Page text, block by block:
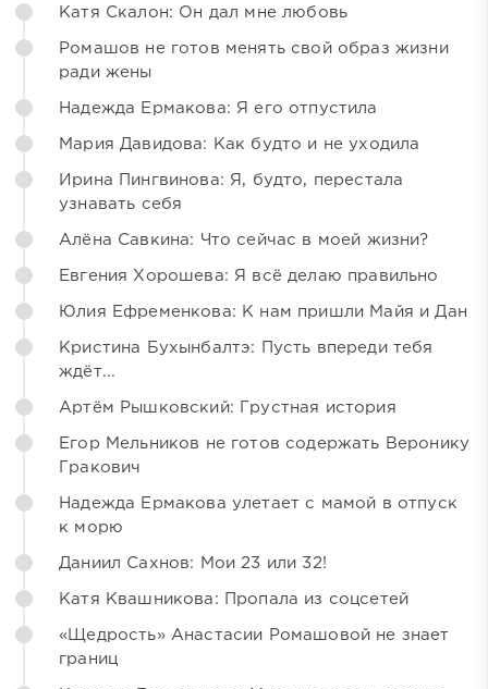
Катя Скалон: Он дал мне любовь
Ромашов не готов менять свой образ жизни
ради жены
Надежда Ермакова: Я его отпустила
Мария Давидова: Как будто и не уходила
Ирина Пингвинова: Я, будто, перестала
узнавать себя
Алёна Савкина: Что сейчас в моей жизни?
Евгения Хорошева: Я всё делаю правильно
Юлия Ефременкова: К нам пришли Майя и Дан
Кристина Бухынбалтэ: Пусть впереди тебя
ждёт...
Артём Рышковский: Грустная история
Егор Мельников не готов содержать Веронику
Гракович
Надежда Ермакова улетает с мамой в отпуск
к морю
Даниил Сахнов: Мои 23 или 32!
Катя Квашникова: Пропала из соцсетей
«Щедрость» Анастасии Ромашовой не знает
границ